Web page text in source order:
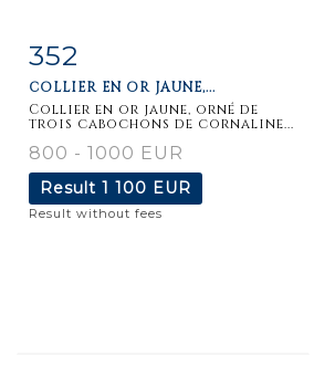
Item detail
352
COLLIER EN OR JAUNE,...
Collier en or jaune, orné de
trois cabochons de cornaline...
800 - 1000 EUR
Result 1 100 EUR
Result without fees